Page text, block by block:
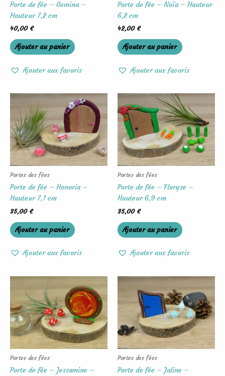
Porte de fée – Gemina –
Hauteur 7,2 cm
40,00 €
Ajouter au panier
Ajouter aux favoris
Porte de fée – Noïa – Hauteur
6,2 cm
42,00 €
Ajouter au panier
Ajouter aux favoris
Portes des fées
Porte de fée – Honoria –
Hauteur 7,1 cm
35,00 €
Ajouter au panier
Ajouter aux favoris
Portes des fées
Porte de fée – Floryse –
Hauteur 6,9 cm
35,00 €
Ajouter au panier
Ajouter aux favoris
Portes des fées
Porte de fée – Jessamine –
Portes des fées
Porte de fée – Jaline –